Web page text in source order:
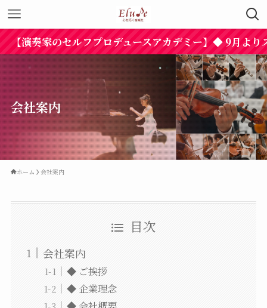
奏家のセルフプロデュースアカデミー】◆ 9月よりス
会社案内
ホーム 会社案内
目次
会社案内
◆ ご挨拶
◆ 企業理念